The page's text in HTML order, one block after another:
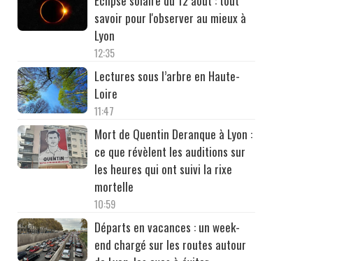
savoir pour l'observer au mieux à
Lyon
12:35
Lectures sous l’arbre en Haute-
Loire
11:47
Mort de Quentin Deranque à Lyon :
ce que révèlent les auditions sur
les heures qui ont suivi la rixe
mortelle
10:59
Départs en vacances : un week-
end chargé sur les routes autour